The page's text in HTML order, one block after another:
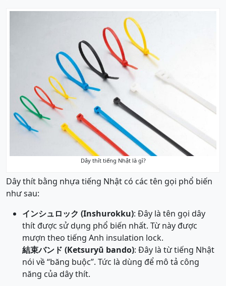
Dây thít tiếng Nhật là gì?
Dây thít bằng nhựa tiếng Nhật có các tên gọi phổ biến
như sau:
インシュロック (Inshurokku): Đây là tên gọi dây
thít được sử dụng phổ biến nhất. Từ này được
mượn theo tiếng Anh insulation lock.
結束バンド (Ketsuryū bando): Đây là từ tiếng Nhật
nói về “băng buộc”. Tức là dùng để mô tả công
năng của dây thít.